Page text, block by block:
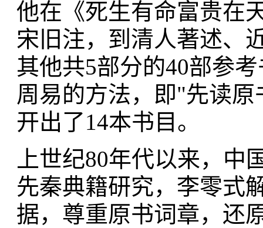
他在《死生有命富贵在
宋旧注，到清人著述、
其他共5部分的40部参
周易的方法，即"先读
开出了14本书目。
上世纪80年代以来，
先秦典籍研究，李零式
据，尊重原书词章，还